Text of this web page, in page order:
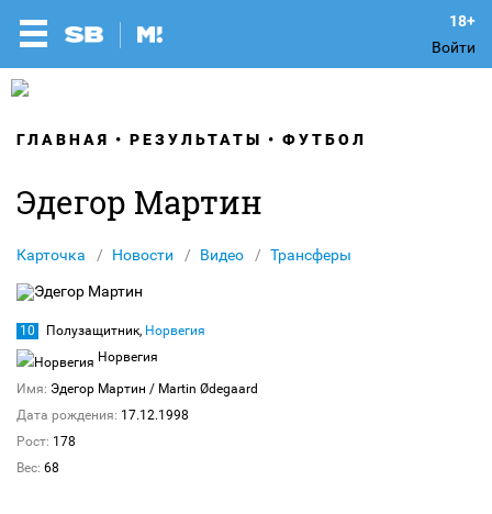
Войти
ГЛАВНАЯ РЕЗУЛЬТАТЫ ФУТБОЛ
Эдегор Мартин
Карточка Новости Видео Трансферы
10 Полузащитник, Норвегия
Норвегия
Имя: Эдегор Мартин / Martin Ødegaard
Дата рождения: 17.12.1998
Рост: 178
Вес: 68